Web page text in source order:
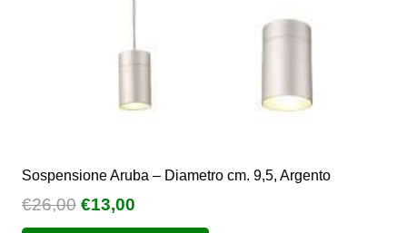
Sospensione Aruba – Diametro cm. 9,5, Argento
€26,00 Il
prezzo
€13,00
prezzo